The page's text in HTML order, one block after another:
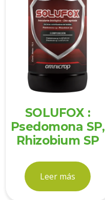
SOLUFOX :
Psedomona SP,
Rhizobium SP
Leer más